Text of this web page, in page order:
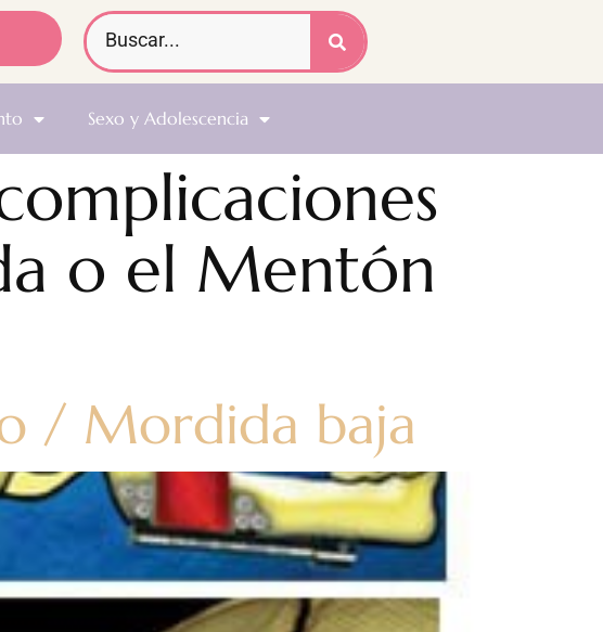
Sexo y Adolescencia
o el Mentón
/ Mordida baja